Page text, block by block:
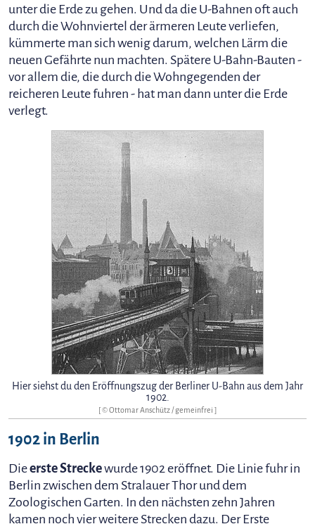
unter die Erde zu gehen. Und da die U-Bahnen oft auch
durch die Wohnviertel der ärmeren Leute verliefen,
kümmerte man sich wenig darum, welchen Lärm die
neuen Gefährte nun machten. Spätere U-Bahn-Bauten -
vor allem die, die durch die Wohngegenden der
reicheren Leute fuhren - hat man dann unter die Erde
verlegt.
Hier siehst du den Eröffnungszug der Berliner U-Bahn aus dem Jahr
1902.
[ © Ottomar Anschütz / gemeinfrei ]
1902 in Berlin
Dieerste Streckewurde 1902 eröffnet. Die Linie fuhr in
Berlin zwischen dem Stralauer Thor und dem
Zoologischen Garten. In den nächsten zehn Jahren
kamen noch vier weitere Strecken dazu. Der Erste